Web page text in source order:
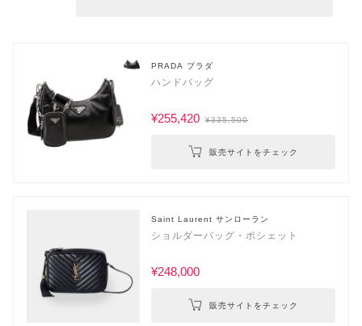
PRADA プラダ
ハンドバッグ
¥255,420 ¥335,500
販売サイトをチェック
Saint Laurent サンローラン
ショルダーバッグ・ポシェット
¥248,000
販売サイトをチェック